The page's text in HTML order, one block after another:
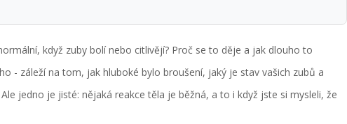
když zuby bolí nebo citlivějí? Proč se to děje a jak dlouho to
- záleží na tom, jak hluboké bylo broušení, jaký je stav vašich zubů a
jedno je jisté: nějaká reakce těla je běžná, a to i když jste si mysleli, že